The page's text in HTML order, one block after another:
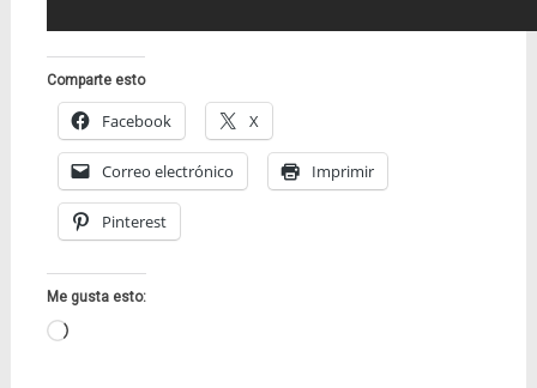
Comparte esto
Facebook X
Correo electrónico Imprimir
Pinterest
Me gusta esto:
Cargando...